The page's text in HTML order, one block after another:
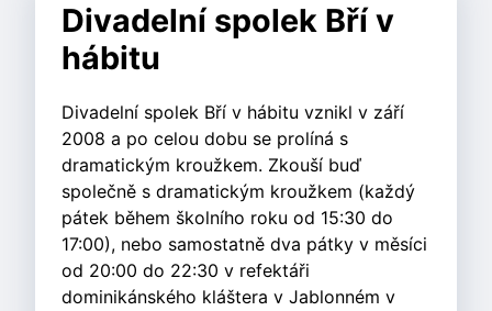
Divadelní spolek Bří v
hábitu
Divadelní spolek Bří v hábitu vznikl v září
2008 a po celou dobu se prolíná s
dramatickým kroužkem. Zkouší buď
společně s dramatickým kroužkem (každý
pátek během školního roku od 15:30 do
17:00), nebo samostatně dva pátky v měsíci
od 20:00 do 22:30 v refektáři
dominikánského kláštera v Jablonném v